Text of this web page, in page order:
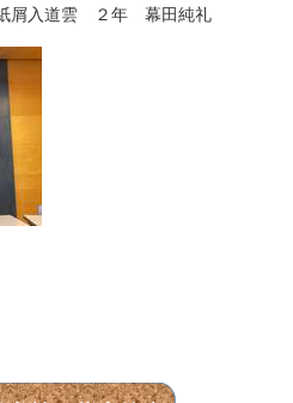
屑入道雲 ２年 幕田純礼